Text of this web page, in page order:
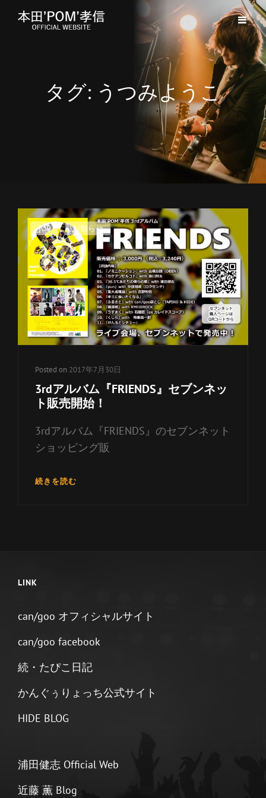
タグ: うつみようこ
カ
テ
リ
ー
リ
ン
ク
TOP 、 お知らせ
Posted on 2017年7月30日
3rdアルバム『FRIENDS』セブンネッ
ト販売開始！
3rdアルバム『FRIENDS』のセブンネット
ショッピング販
続きを読む3RD
ッ
販
開
LINK
can/goo オフィシャルサイト
can/goo facebook
続・たぴこ日記
かんぐぅりょっち公式サイト
HIDE BLOG
浦田健志 Official Web
近藤 薫 Blog